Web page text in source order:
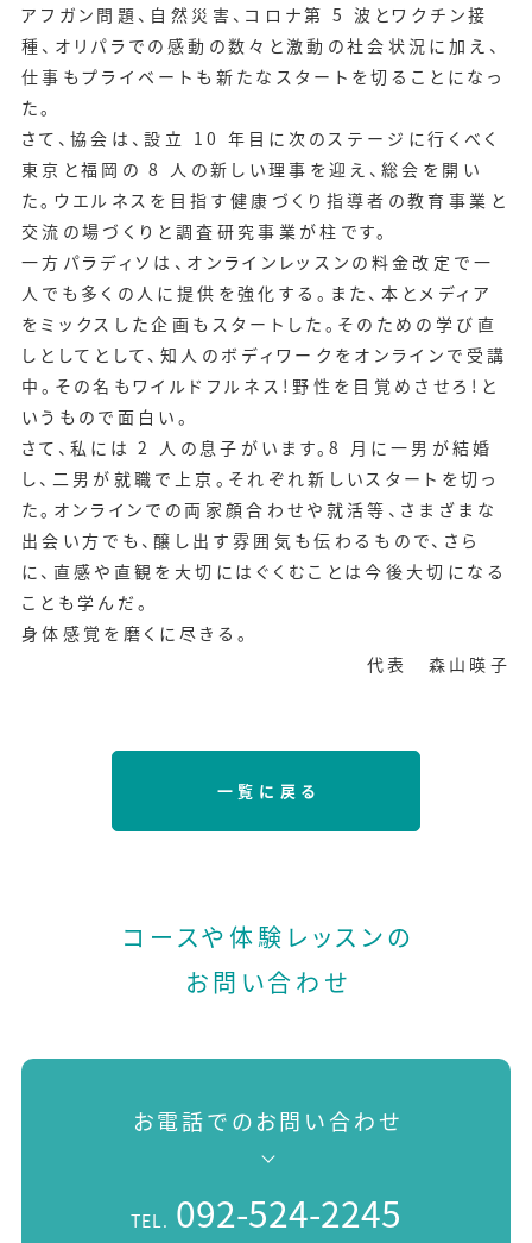
アフガン問題、自然災害、コロナ第 5 波とワクチン接
種、オリパラでの感動の数々と激動の社会状況に加え、
仕事もプライベートも新たなスタートを切ることになっ
た。
さて、協会は、設立 10 年目に次のステージに行くべく
東京と福岡の 8 人の新しい理事を迎え、総会を開い
た。ウエルネスを目指す健康づくり指導者の教育事業と
交流の場づくりと調査研究事業が柱です。
一方パラディソは、オンラインレッスンの料金改定で一
人でも多くの人に提供を強化する。また、本とメディア
をミックスした企画もスタートした。そのための学び直
しとしてとして、知人のボディワークをオンラインで受講
中。その名もワイルドフルネス!野性を目覚めさせろ!と
いうもので面白い。
さて、私には 2 人の息子がいます。8 月に一男が結婚
し、二男が就職で上京。それぞれ新しいスタートを切っ
た。オンラインでの両家顔合わせや就活等、さまざまな
出会い方でも、醸し出す雰囲気も伝わるもので、さら
に、直感や直観を大切にはぐくむことは今後大切になる
ことも学んだ。
身体感覚を磨くに尽きる。
代表 森山暎子
一覧に戻る
コースや体験レッスンの
お問い合わせ
お電話でのお問い合わせ
TEL. 092-524-2245